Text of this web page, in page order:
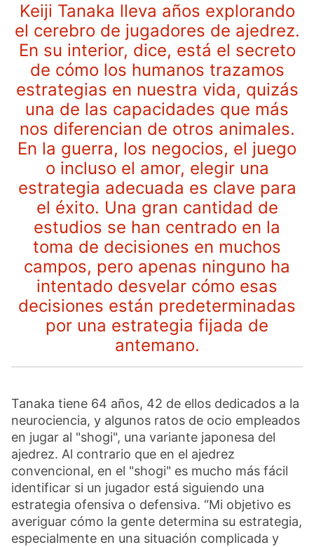
Keiji Tanaka lleva años explorando
el cerebro de jugadores de ajedrez.
En su interior, dice, está el secreto
de cómo los humanos trazamos
estrategias en nuestra vida, quizás
una de las capacidades que más
nos diferencian de otros animales.
En la guerra, los negocios, el juego
o incluso el amor, elegir una
estrategia adecuada es clave para
el éxito. Una gran cantidad de
estudios se han centrado en la
toma de decisiones en muchos
campos, pero apenas ninguno ha
intentado desvelar cómo esas
decisiones están predeterminadas
por una estrategia fijada de
antemano.
Tanaka tiene 64 años, 42 de ellos dedicados a la
neurociencia, y algunos ratos de ocio empleados
en jugar al "shogi", una variante japonesa del
ajedrez. Al contrario que en el ajedrez
convencional, en el "shogi" es mucho más fácil
identificar si un jugador está siguiendo una
estrategia ofensiva o defensiva. “Mi objetivo es
averiguar cómo la gente determina su estrategia,
especialmente en una situación complicada y